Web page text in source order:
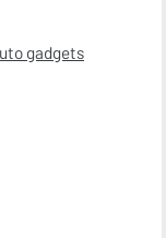
gadgets